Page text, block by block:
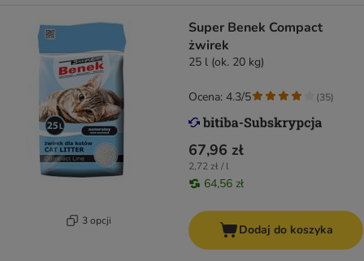
3 opcji
Super Benek Compact
żwirek
25 l (ok. 20 kg)
67,96 zł
2,72 zł / l
64,56 zł
Ocena: 4.3/5 (35)
Dodaj do koszyka